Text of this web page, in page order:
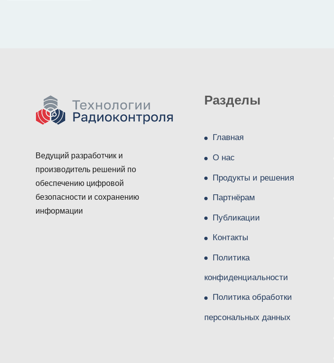
Ведущий разработчик и
производитель решений по
обеспечению цифровой
безопасности и сохранению
информации
Разделы
Главная
О нас
Продукты и решения
Партнёрам
Публикации
Контакты
Политика
конфиденциальности
Политика обработки
персональных данных